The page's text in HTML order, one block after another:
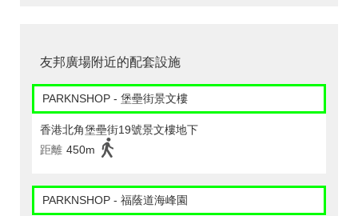
友邦廣場附近的配套設施
PARKNSHOP - 堡壘街景文樓
香港北角堡壘街19號景文樓地下
距離 450m
PARKNSHOP - 福蔭道海峰園